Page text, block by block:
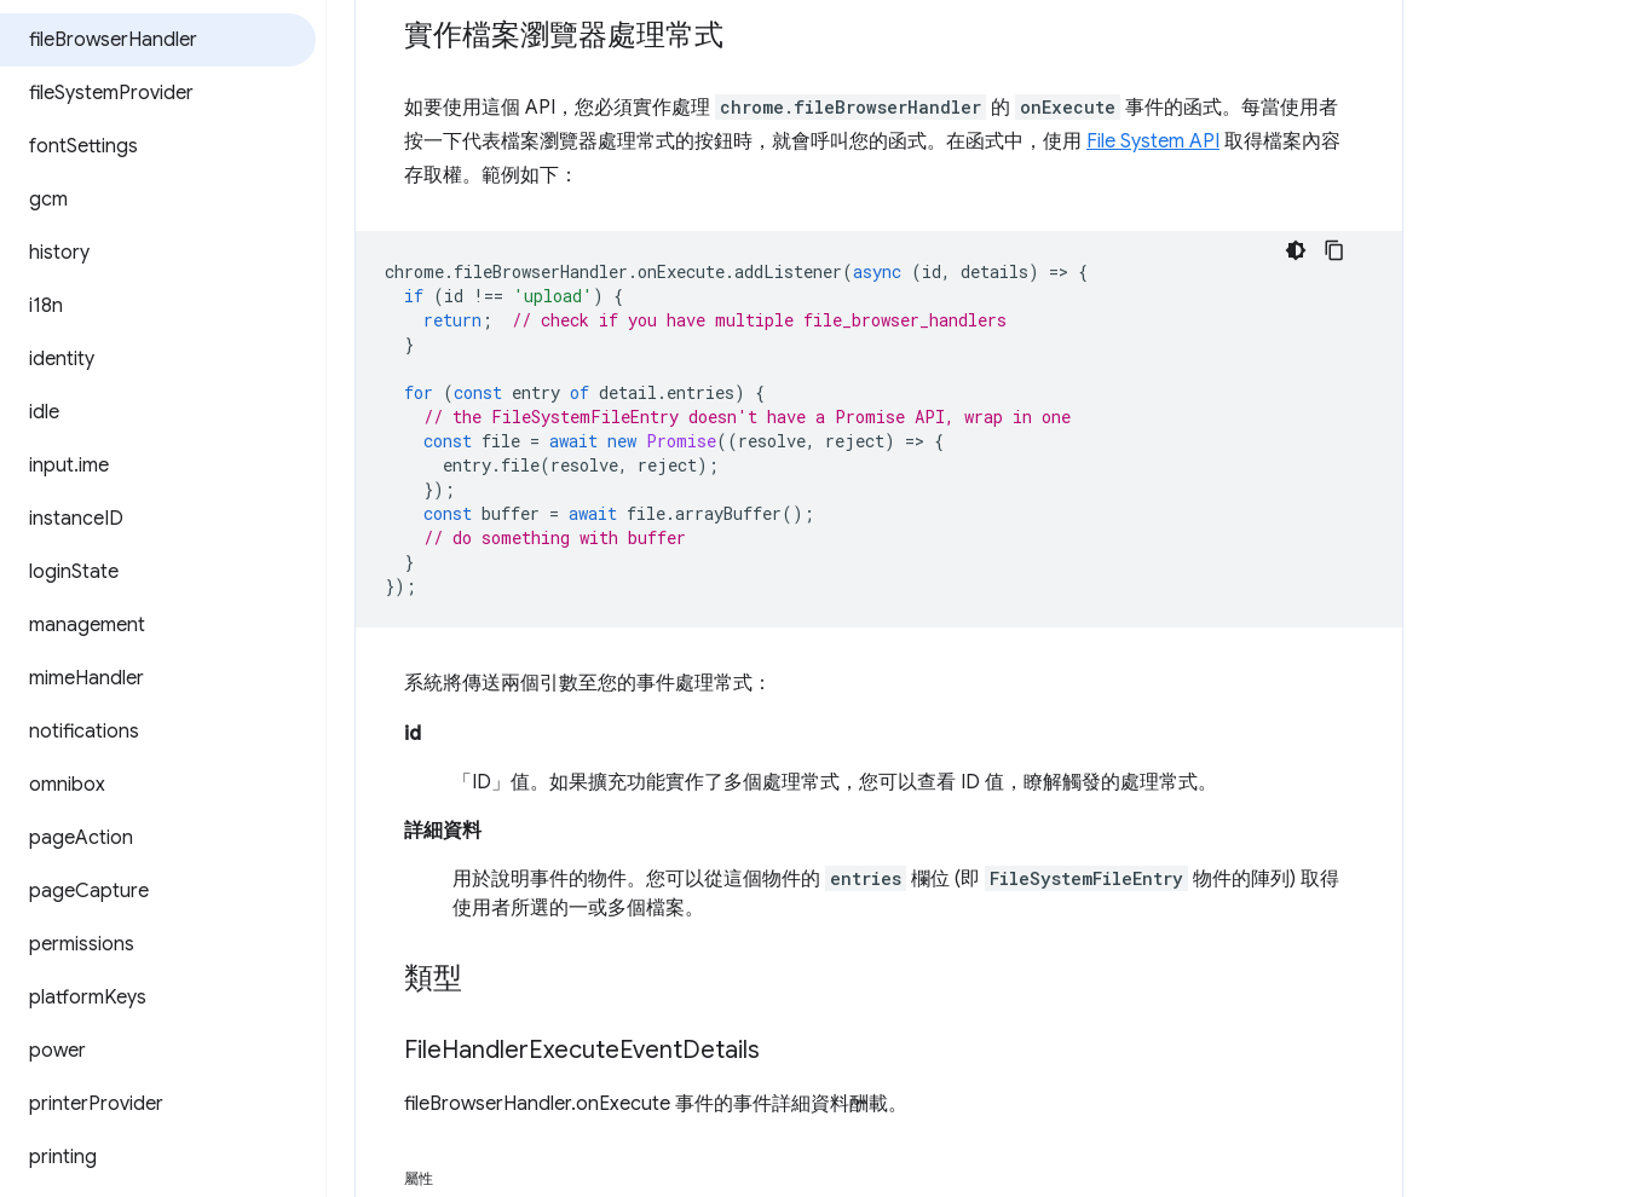
fileBrowserHandler
fileSystemProvider
fontSettings
gcm
history
i18n
identity
idle
input.ime
instanceID
loginState
management
mimeHandler
notifications
omnibox
pageAction
pageCapture
permissions
platformKeys
power
printerProvider
printing
實作檔案瀏覽器處理常式
如要使用這個 API，您必須實作處理 chrome.fileBrowserHandler 的 onExecute 事件的函式。每當使用者
按一下代表檔案瀏覽器處理常式的按鈕時，就會呼叫您的函式。在函式中，使用 File System API 取得檔案內容
存取權。範例如下：
chrome. fileBrowserHandler .onExecute.addListener(async (id, details) => {
if (id !== 'upload' )
{
return ;
// check if you have multiple file_browser_handlers
}
for (const entry of detail . entries)
{
// the FileSystemFileEntry doesn't have a Promise API, wrap in one
const file = await new Promise((resolve, reject) => {
entry. file(resolve, reject);
});
const buffer = await file.arrayBuffer();
// do something with buffer
}
});
系統將傳送兩個引數至您的事件處理常式：
id
「ID」值。如果擴充功能實作了多個處理常式，您可以查看 ID 值，瞭解觸發的處理常式。
詳細資料
用於說明事件的物件。您可以從這個物件的 entries 欄位 (即 FileSystemFileEntry 物件的陣列) 取得
使用者所選的一或多個檔案。
類型
FileHandlerExecuteEventDetails
fileBrowserHandler.onExecute 事件的事件詳細資料酬載。
屬性